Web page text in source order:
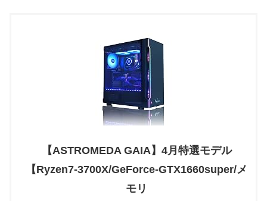
【ASTROMEDA GAIA】4月特選モデル
【Ryzen7-3700X/GeForce-GTX1660super/メ
モリ